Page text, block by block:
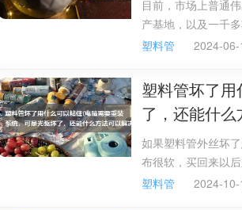
较多。
3、PVC穿线管规格有：16、20
4、PVC排水管规格有：40、50、
5、PVC给水管规格有：20、25、
6、PVC排水管特点：
（1）管材表面硬度和抗拉强度优，
目前，市场上普通
产基地，以及一千
府质量奖等多项荣
塑料管 2024-06-
塑料管坏了
了，还能什
如果塑料管外丝坏
布很软，买回来以
还能什么方法可以
塑料管 2024-10-